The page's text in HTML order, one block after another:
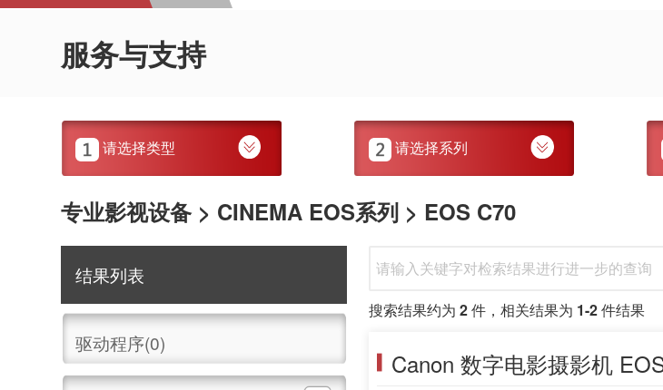
服务与支持
请选择类型 请选择系列
专业影视设备 > CINEMA EOS系列 > EOS C70
结果列表
驱动程序(0)
搜索结果约为 2件，相关结果为 1-2件结果
Canon 数字电影摄影机